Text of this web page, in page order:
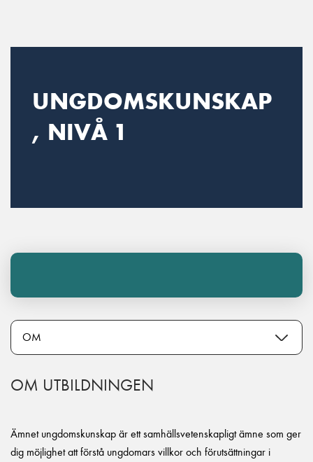
UNGDOMSKUNSKAP
, NIVÅ 1
OM UTBILDNINGEN
Ämnet ungdomskunskap är ett samhällsvetenskapligt ämne som ger
dig möjlighet att förstå ungdomars villkor och förutsättningar i